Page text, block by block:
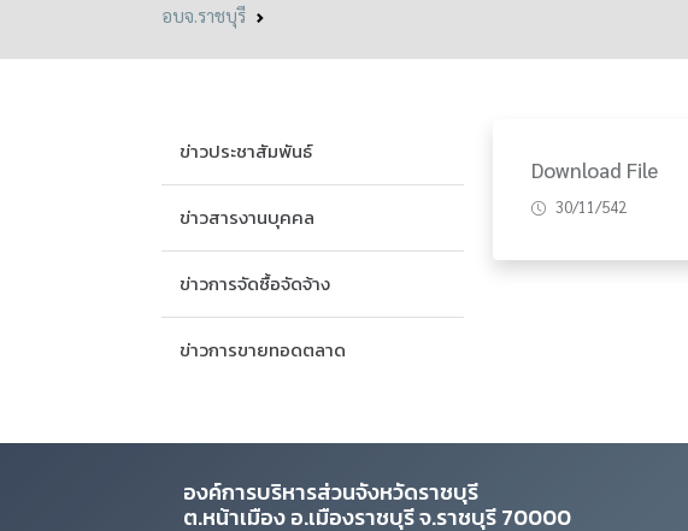
อบจ.ราชบุรี
ข่าวประชาสัมพันธ์
ข่าวสารงานบุคคล
ข่าวการจัดซื้อจัดจ้าง
ข่าวการขายทอดตลาด
Download File
30/11/542
องค์การบริหารส่วนจังหวัดราชบุรี
ต.หน้าเมือง อ.เมืองราชบุรี จ.ราชบุรี 70000